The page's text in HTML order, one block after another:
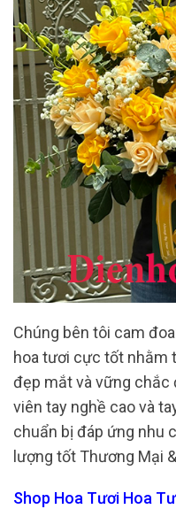
Chúng bên tôi cam
hoa tươi cực tốt nhằm
đẹp mắt và vững chắc
viên tay nghề cao và
chuẩn bị đáp ứng nhu
lượng tốt Thương Mại
Shop Hoa Tươi Hoa